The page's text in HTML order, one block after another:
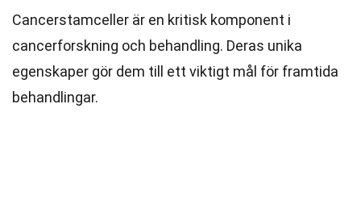
Cancerstamceller är en kritisk komponent i
cancerforskning och behandling. Deras unika
egenskaper gör dem till ett viktigt mål för framtida
behandlingar.